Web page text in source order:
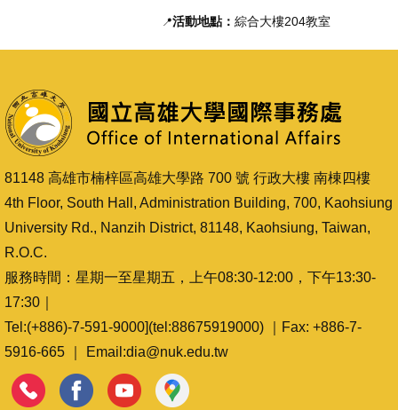
📍活動地點：綜合大樓204教室
81148 高雄市楠梓區高雄大學路 700 號 行政大樓 南棟四樓
4th Floor, South Hall, Administration Building, 700, Kaohsiung
University Rd., Nanzih District, 81148, Kaohsiung, Taiwan,
R.O.C.
服務時間：星期一至星期五，上午08:30-12:00，下午13:30-
17:30｜
Tel:(+886)-7-591-9000](tel:88675919000) ｜Fax: +886-7-
5916-665 ｜ Email:dia@nuk.edu.tw